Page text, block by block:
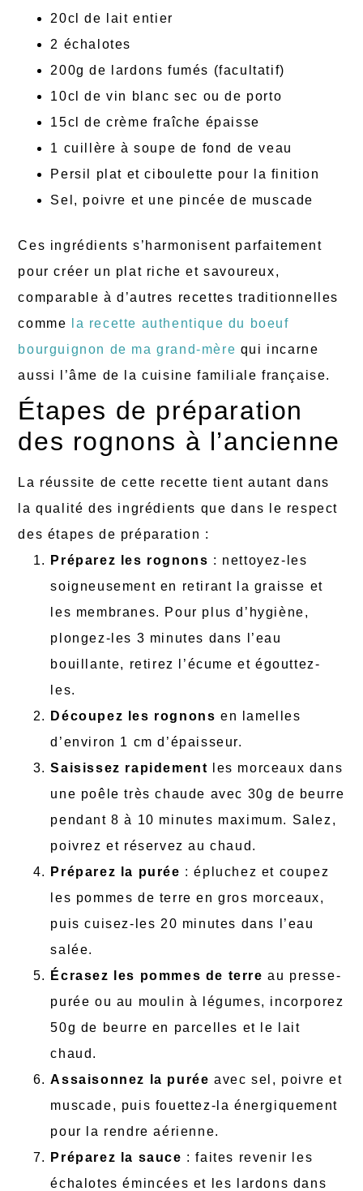
20cl de lait entier
2 échalotes
200g de lardons fumés (facultatif)
10cl de vin blanc sec ou de porto
15cl de crème fraîche épaisse
1 cuillère à soupe de fond de veau
Persil plat et ciboulette pour la finition
Sel, poivre et une pincée de muscade
Ces ingrédients s’harmonisent parfaitement
pour créer un plat riche et savoureux,
comparable à d’autres recettes traditionnelles
comme
la recette authentique du boeuf
bourguignon de ma grand-mère qui incarne
aussi l’âme de la cuisine familiale française.
Étapes de préparation
des rognons à l’ancienne
La réussite de cette recette tient autant dans
la qualité des ingrédients que dans le respect
des étapes de préparation :
Préparez les rognons : nettoyez-les
soigneusement en retirant la graisse et
les membranes. Pour plus d’hygiène,
plongez-les 3 minutes dans l’eau
bouillante, retirez l’écume et égouttez-
les.
Découpez les rognons en lamelles
d’environ 1 cm d’épaisseur.
Saisissez rapidement les morceaux dans
une poêle très chaude avec 30g de beurre
pendant 8 à 10 minutes maximum. Salez,
poivrez et réservez au chaud.
Préparez la purée : épluchez et coupez
les pommes de terre en gros morceaux,
puis cuisez-les 20 minutes dans l’eau
salée.
Écrasez les pommes de terre au presse-
purée ou au moulin à légumes, incorporez
50g de beurre en parcelles et le lait
chaud.
Assaisonnez la purée avec sel, poivre et
muscade, puis fouettez-la énergiquement
pour la rendre aérienne.
Préparez la sauce : faites revenir les
échalotes émincées et les lardons dans